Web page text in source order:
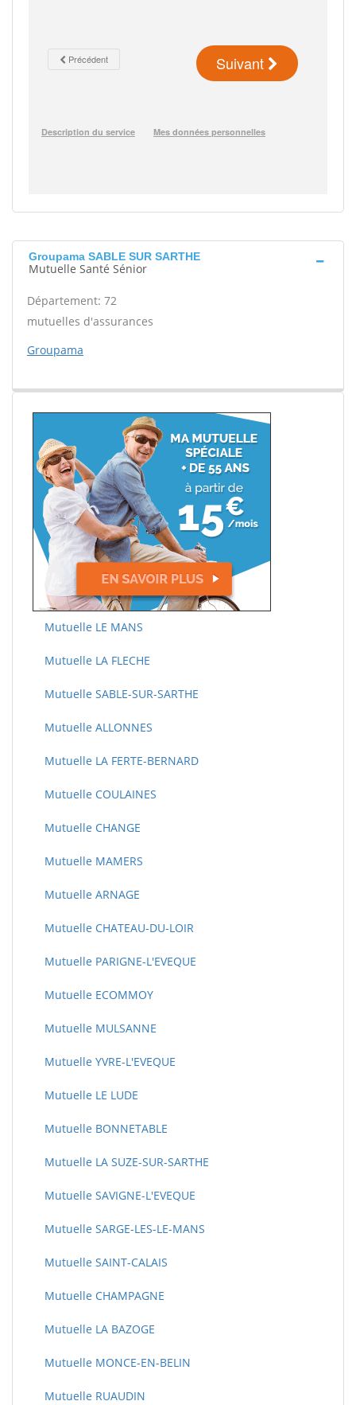
Groupama SABLE SUR SARTHE
Mutuelle Santé Sénior
Département: 72
mutuelles d'assurances
Groupama
Mutuelle LE MANS
Mutuelle LA FLECHE
Mutuelle SABLE-SUR-SARTHE
Mutuelle ALLONNES
Mutuelle LA FERTE-BERNARD
Mutuelle COULAINES
Mutuelle CHANGE
Mutuelle MAMERS
Mutuelle ARNAGE
Mutuelle CHATEAU-DU-LOIR
Mutuelle PARIGNE-L'EVEQUE
Mutuelle ECOMMOY
Mutuelle MULSANNE
Mutuelle YVRE-L'EVEQUE
Mutuelle LE LUDE
Mutuelle BONNETABLE
Mutuelle LA SUZE-SUR-SARTHE
Mutuelle SAVIGNE-L'EVEQUE
Mutuelle SARGE-LES-LE-MANS
Mutuelle SAINT-CALAIS
Mutuelle CHAMPAGNE
Mutuelle LA BAZOGE
Mutuelle MONCE-EN-BELIN
Mutuelle RUAUDIN